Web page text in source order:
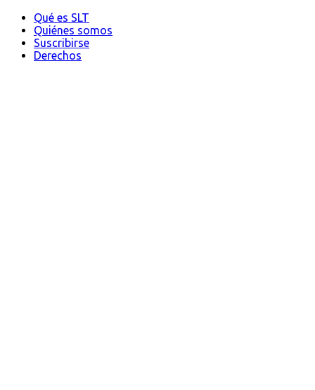
Qué es SLT
Quiénes somos
Suscribirse
Derechos